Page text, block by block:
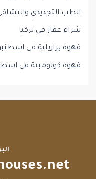
الطب التجديدي
شراء عقار في تركيا
قهوة برازيلية في
قهوة كولومبية في